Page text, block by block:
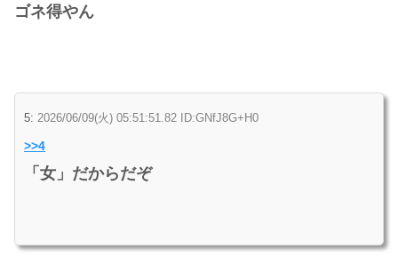
ゴネ得やん
5: 2026/06/09(火) 05:51:51.82 ID:GNfJ8G+H0
>>4
「女」だからだぞ